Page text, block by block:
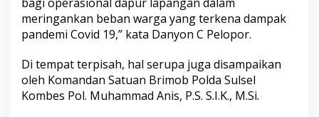
meringankan beban warga yang terkena dampak
pandemi Covid 19,” kata Danyon C Pelopor.
Di tempat terpisah, hal serupa juga disampaikan
oleh Komandan Satuan Brimob Polda Sulsel
Kombes Pol. Muhammad Anis, P.S. S.I.K., M.Si.